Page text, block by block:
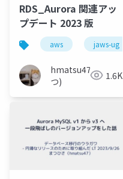
RDS_Aurora 関連アッ
プデート 2023 版
aws jaws-ug
hmatsu47(ま
つ)
1.6K